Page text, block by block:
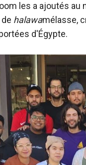
les a ajoutés au
halawamélasse,
d'Égypte.